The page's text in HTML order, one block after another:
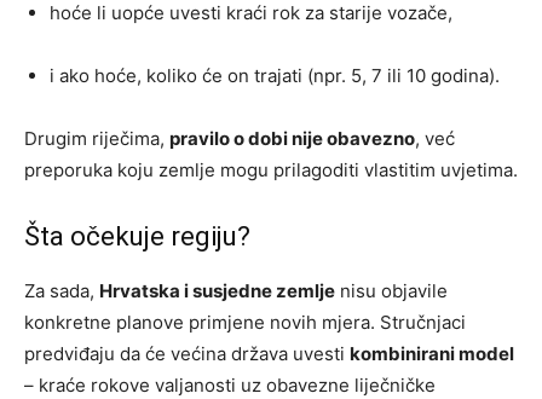
hoće li uopće uvesti kraći rok za starije vozače,
i ako hoće, koliko će on trajati (npr. 5, 7 ili 10 godina).
Drugim riječima, pravilo o dobi nije obavezno, već
preporuka koju zemlje mogu prilagoditi vlastitim uvjetima.
Šta očekuje regiju?
Za sada, Hrvatska i susjedne zemlje nisu objavile
konkretne planove primjene novih mjera. Stručnjaci
predviđaju da će većina država uvesti kombinirani model
– kraće rokove valjanosti uz obavezne liječničke